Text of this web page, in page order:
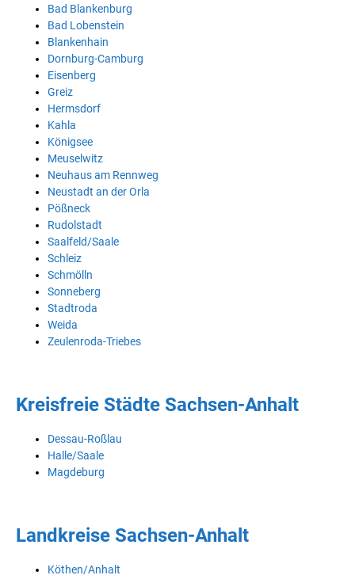
Bad Blankenburg
Bad Lobenstein
Blankenhain
Dornburg-Camburg
Eisenberg
Greiz
Hermsdorf
Kahla
Königsee
Meuselwitz
Neuhaus am Rennweg
Neustadt an der Orla
Pößneck
Rudolstadt
Saalfeld/Saale
Schleiz
Schmölln
Sonneberg
Stadtroda
Weida
Zeulenroda-Triebes
Kreisfreie Städte Sachsen-Anhalt
Dessau-Roßlau
Halle/Saale
Magdeburg
Landkreise Sachsen-Anhalt
Köthen/Anhalt